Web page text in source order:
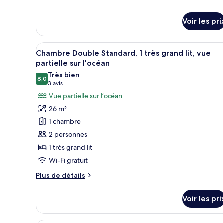
lit,
balcon,
vue
océan
le
type
de
chambre
Chambre
Standard,
1
très
grand
lit,
balcon,
vue
océan
Voir les
Afficher
toutes
les
photos
pour
ce
type
de
chambre :
Chambre
Double
Standard,
grand
lit,
Une chambre à coucher
3
Chambre Double Standard, 1 très grand lit, vue
partielle sur l'océan
8,08,0 sur 10
Très bien
3 avis
(3 avis)
Vue partielle sur l’océan
26 m²
1 chambre
2 personnes
1 très grand lit
Wi-Fi gratuit
Plus de détails
Plus
le
type
Voir les